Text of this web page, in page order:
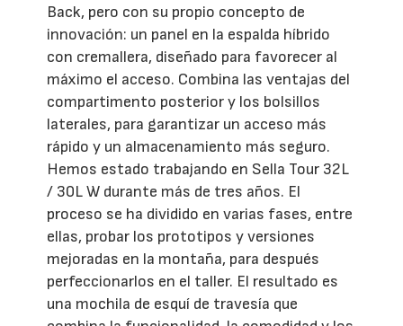
Back, pero con su propio concepto de
innovación: un panel en la espalda híbrido
con cremallera, diseñado para favorecer al
máximo el acceso. Combina las ventajas del
compartimento posterior y los bolsillos
laterales, para garantizar un acceso más
rápido y un almacenamiento más seguro.
Hemos estado trabajando en Sella Tour 32L
/ 30L W durante más de tres años. El
proceso se ha dividido en varias fases, entre
ellas, probar los prototipos y versiones
mejoradas en la montaña, para después
perfeccionarlos en el taller. El resultado es
una mochila de esquí de travesía que